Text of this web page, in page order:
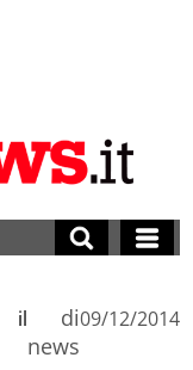
di
news
il 09/12/2014